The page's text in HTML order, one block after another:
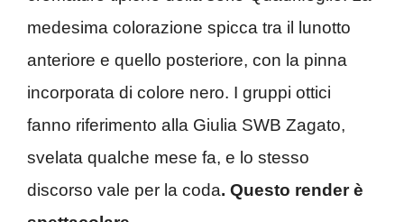
medesima colorazione spicca tra il lunotto
anteriore e quello posteriore, con la pinna
incorporata di colore nero. I gruppi ottici
fanno riferimento alla Giulia SWB Zagato,
svelata qualche mese fa, e lo stesso
discorso vale per la coda. Questo render è